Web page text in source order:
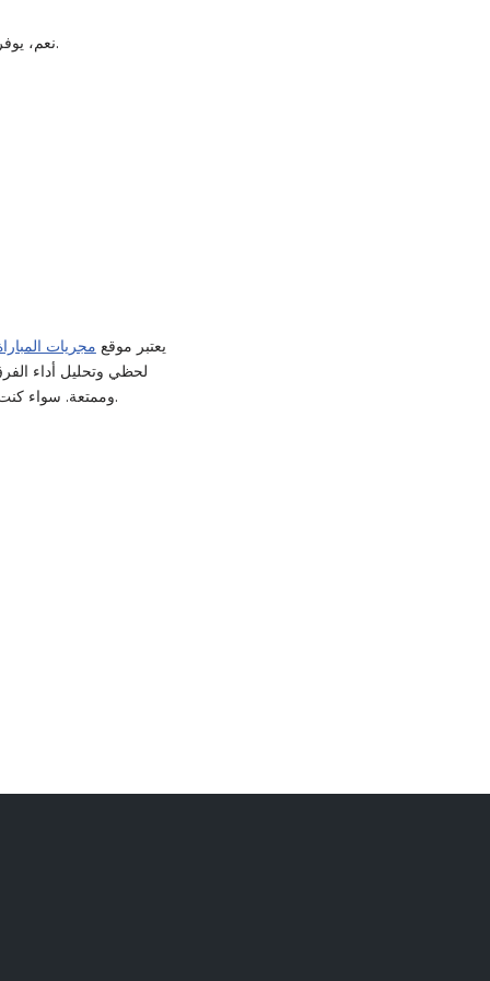
نعم، يوفر الموقع جداول وإحصائيات دقيقة لكل مباراة ولكل لاعب، مما يساعد على فهم أداء الفرق بشكل أفضل.
يعتبر موقع مجريات
لحظي وتحليل أداء
وممتعة. سواء كنت من محبي الدوري الإنجليزي أو البطولات العالمية، يضمن الموقع لك متابعة دقيقة لجميع مجريات المباريات.